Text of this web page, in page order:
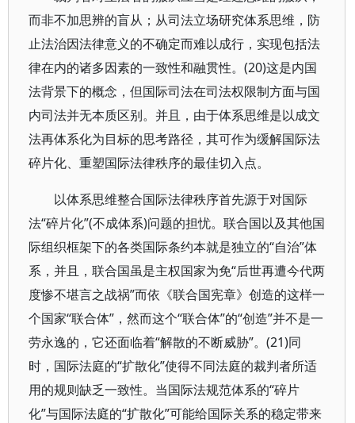
而非不加思辨的盲从；从司法立场研究体系思维，防
止法治因法律意义的不确定而难以成行，实现包括法
律在内的诸多因素的一致性和融贯性。(20)这是内国
法背景下的概念，但国际司法在司法权限制方面与国
内司法并无本质区别。并且，由于体系思维是以成文
法再体系化为目标的思考路径，其可作为缓解国际法
碎片化、重塑国际法律秩序的最佳切入点。
以体系思维整合国际法律秩序首先源于对国际
法“碎片化”(不成体系)问题的担忧。联合国以及其他国
际组织框架下的各类国际条约本就是独立的“自治”体
系，并且，联合国虽是主权国家为免“后世再遭今代两
度惨不堪言之战祸”而依《联合国宪章》创造的这样一
个国家“联合体”，然而这个“联合体”的“创造”并不是一
劳永逸的，它还面临着“解散的不断威胁”。(21)同
时，国际法庭的“扩散化”使得不同法庭的裁判者所适
用的规则缺乏一致性。当国际法规范体系的“碎片
化”与国际法庭的“扩散化”可能给国际关系的稳定带来